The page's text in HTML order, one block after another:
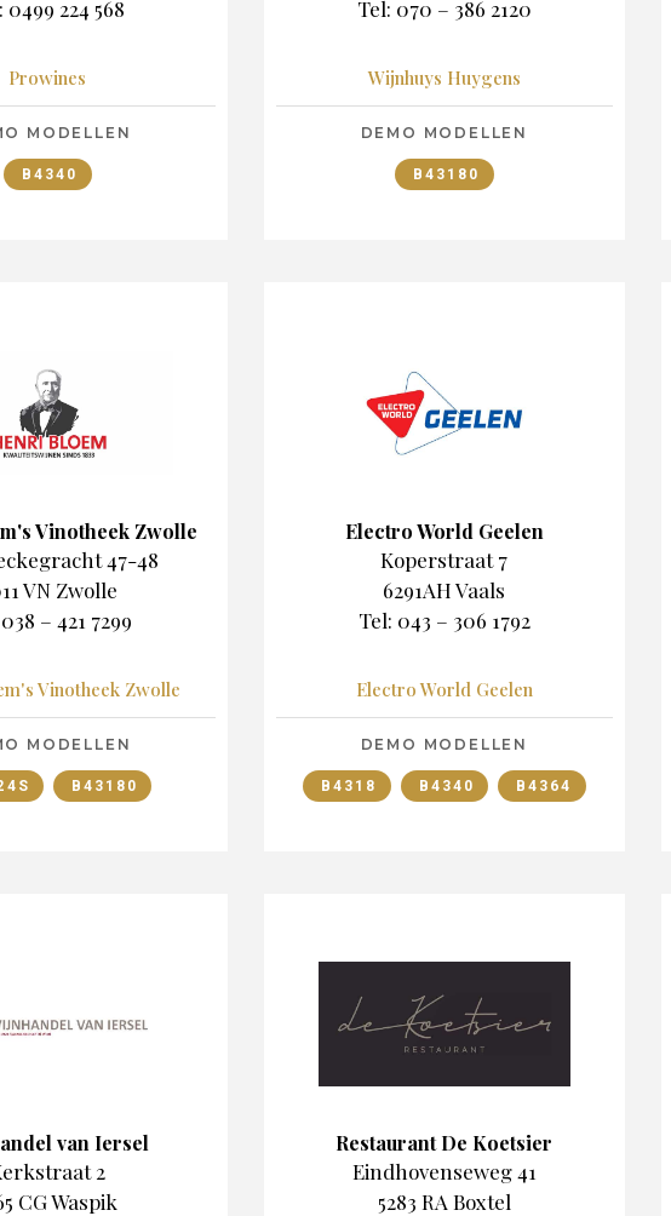
0499 224 568
Prowines
MODELLEN
B4340
Tel: 070 – 386 2120
Wijnhuys Huygens
DEMO MODELLEN
B43180
Vinotheek Zwolle
47-48
VN Zwolle
– 421 7299
Vinotheek Zwolle
MODELLEN
B43180
Electro World Geelen
Koperstraat 7
6291AH Vaals
Tel: 043 – 306 1792
Electro World Geelen
DEMO MODELLEN
B4318 B4340 B4364
van Iersel
2
CG Waspik
Restaurant De Koetsier
Eindhovenseweg 41
5283 RA Boxtel